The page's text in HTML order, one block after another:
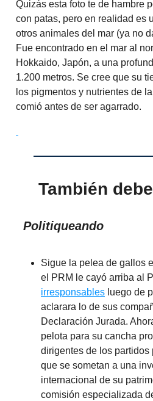
Quizás esta foto te de hambre
con patas, pero en realidad es
otros animales del mar (ya no
Fue encontrado en el mar al
Hokkaido, Japón, a una
1.200 metros. Se cree que su
los pigmentos y nutrientes de
comió antes de ser agarrado.
También
Politiqueando
Sigue la pelea de gallos
el PRM le cayó arriba al
irresponsables luego de
aclarara lo de sus
Declaración Jurada.
pelota para su cancha
dirigentes de los partidos
que se sometan a una
internacional de su
comisión especializada